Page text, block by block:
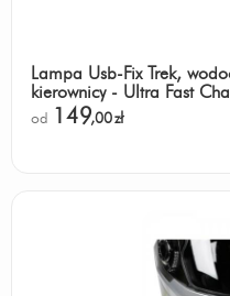
Lampa Usb-Fix Trek,
kierownicy - Ultra Fast
od 149,00zł